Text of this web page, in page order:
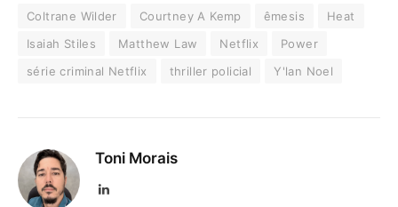
Coltrane Wilder Courtney A Kemp êmesis
Heat
Isaiah Stiles
Matthew Law Netflix
Power
série criminal Netflix
thriller policial Y'lan Noel
Toni Morais
LinkedIn